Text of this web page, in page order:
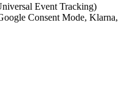
Event Tracking)
Consent Mode, Klarna,